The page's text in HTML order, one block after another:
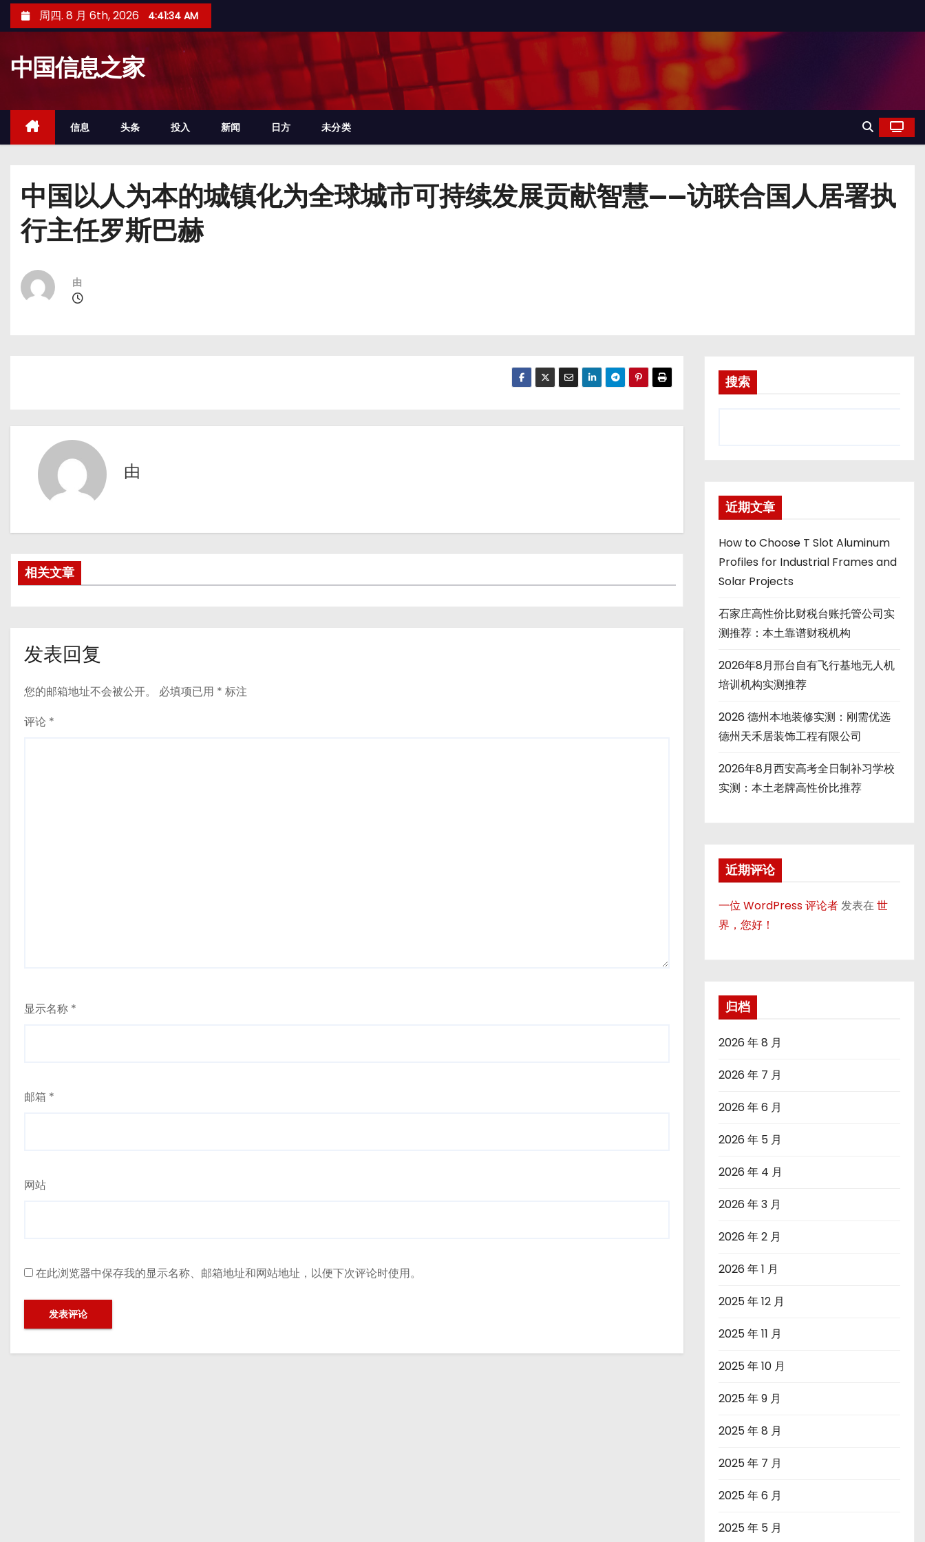
至
周四. 8 月 6th, 2026 4:41:35 AM
中国信息之家
信息 头条 投入 新闻 日方 未分类
中国以人为本的城镇化为全球城市可持续发展贡献智慧——访联合国人居署执
行主任罗斯巴赫
由
由
相关文章
发表回复
您的邮箱地址不会被公开。 必填项已用 * 标注
评论 *
显示名称 *
邮箱 *
网站
在此浏览器中保存我的显示名称、邮箱地址和网站地址，以便下次评论时使用。
搜索
近期文章
How to Choose T Slot Aluminum
Profiles for Industrial Frames and
Solar Projects
石家庄高性价比财税台账托管公司实
测推荐：本土靠谱财税机构
2026年8月邢台自有飞行基地无人机
培训机构实测推荐
2026 德州本地装修实测：刚需优选
德州天禾居装饰工程有限公司
2026年8月西安高考全日制补习学校
实测：本土老牌高性价比推荐
近期评论
一位 WordPress 评论者发表在世
界，您好！
归档
2026 年 8 月
2026 年 7 月
2026 年 6 月
2026 年 5 月
2026 年 4 月
2026 年 3 月
2026 年 2 月
2026 年 1 月
2025 年 12 月
2025 年 11 月
2025 年 10 月
2025 年 9 月
2025 年 8 月
2025 年 7 月
2025 年 6 月
2025 年 5 月